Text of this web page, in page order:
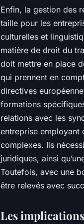
Enfin, la gestion des
taille pour les
culturelles et
matière de droit du
doit mettre en place
qui prennent en
directives
formations
relations avec les
entreprise employant
complexes. Ils
juridiques, ainsi
Toutefois, avec une
être relevés avec
Les